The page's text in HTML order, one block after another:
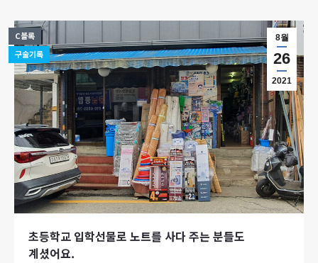
8월
26
2021
C블록
구술기록
초등학교 입학선물로 노트를 사다 주는 분들도
계셨어요.